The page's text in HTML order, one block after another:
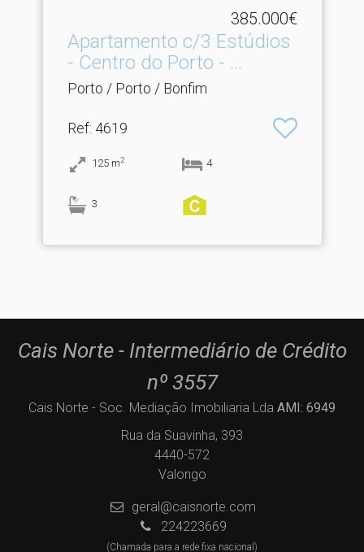
385.000€
Apartamento c/3 Estúdios
- Centro do Porto - .​..
Porto / Porto / Bonfim
Ref: 4619
125 m2 4
3
Cais Norte - Intermediário de Crédito
nº 3557
Cais Norte - Soc. Mediação Imobiliaria Lda AMI: 6949
Rua da Suavinha, 393
4440-572
Valongo
geral@caisnorte.com
224223669
(Chamada para a rede fixa nacional)